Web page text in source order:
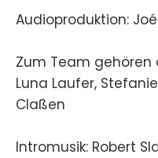
Audioproduktion:
Zum Team gehören
Luna Laufer,
Claßen
Intromusik: Robert